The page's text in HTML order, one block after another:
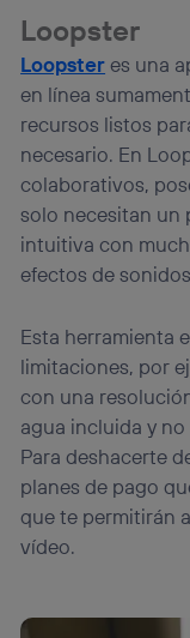
Loopster
Loopsteres una
en línea
recursos listos
necesario. En
colaborativos,
solo necesitan un
intuitiva con
efectos de
Esta herramienta
limitaciones, por
con una
agua incluida y
Para deshacerte
planes de pago
que te permitirán
vídeo.
Este identificador
lo que cualquier
consienta el uso
identificador.
Si utilizas una
el marketing o
actividades de
que hayan
Si utilizas datos
personalizado,
Puedes gestionar
“Administrar Utiq”
visitando el
(“consenthub”).
la política de